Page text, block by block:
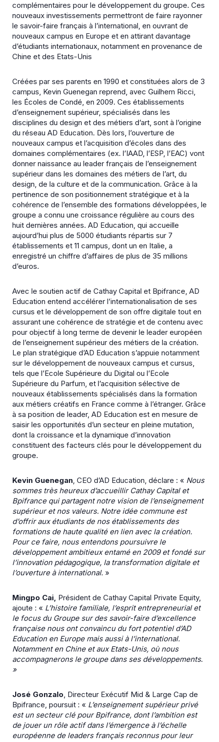
complémentaires pour le développement du groupe. Ces
nouveaux investissements permettront de faire rayonner
le savoir-faire français à l’international, en ouvrant de
nouveaux campus en Europe et en attirant davantage
d’étudiants internationaux, notamment en provenance de
Chine et des Etats-Unis
Créées par ses parents en 1990 et constituées alors de 3
campus, Kevin Guenegan reprend, avec Guilhem Ricci,
les Écoles de Condé, en 2009. Ces établissements
d’enseignement supérieur, spécialisés dans les
disciplines du design et des métiers d’art, sont à l’origine
du réseau AD Education. Dès lors, l’ouverture de
nouveaux campus et l’acquisition d’écoles dans des
domaines complémentaires (ex. l’IAAD, l’ESP, l’EAC) vont
donner naissance au leader français de l’enseignement
supérieur dans les domaines des métiers de l’art, du
design, de la culture et de la communication. Grâce à la
pertinence de son positionnement stratégique et à la
cohérence de l’ensemble des formations développées, le
groupe a connu une croissance régulière au cours des
huit dernières années. AD Education, qui accueille
aujourd’hui plus de 5000 étudiants répartis sur 7
établissements et 11 campus, dont un en Italie, a
enregistré un chiffre d’affaires de plus de 35 millions
d’euros.
Avec le soutien actif de Cathay Capital et Bpifrance, AD
Education entend accélérer l’internationalisation de ses
cursus et le développement de son offre digitale tout en
assurant une cohérence de stratégie et de contenu avec
pour objectif à long terme de devenir le leader européen
de l’enseignement supérieur des métiers de la création.
Le plan stratégique d’AD Education s’appuie notamment
sur le développement de nouveaux campus et cursus,
tels que l’Ecole Supérieure du Digital ou l’Ecole
Supérieure du Parfum, et l’acquisition sélective de
nouveaux établissements spécialisés dans la formation
aux métiers créatifs en France comme à l’étranger. Grâce
à sa position de leader, AD Education est en mesure de
saisir les opportunités d’un secteur en pleine mutation,
dont la croissance et la dynamique d’innovation
constituent des facteurs clés pour le développement du
groupe.
Kevin Guenegan, CEO d’AD Education, déclare : « Nous
sommes très heureux d’accueillir Cathay Capital et
Bpifrance qui partagent notre vision de l’enseignement
supérieur et nos valeurs. Notre idée commune est
d’offrir aux étudiants de nos établissements des
formations de haute qualité en lien avec la création.
Pour ce faire, nous entendons poursuivre le
développement ambitieux entamé en 2009 et fondé sur
l’innovation pédagogique, la transformation digitale et
l’ouverture à international. »
Mingpo Cai, Président de Cathay Capital Private Equity,
ajoute : « L’histoire familiale, l’esprit entrepreneurial et
le focus du Groupe sur des savoir-faire d’excellence
française nous ont convaincu du fort potentiel d’AD
Education en Europe mais aussi à l’international.
Notamment en Chine et aux Etats-Unis, où nous
accompagnerons le groupe dans ses développements.
»
José Gonzalo, Directeur Exécutif Mid & Large Cap de
Bpifrance, poursuit : « L’enseignement supérieur privé
est un secteur clé pour Bpifrance, dont l’ambition est
de jouer un rôle actif dans l’émergence à l’échelle
européenne de leaders français reconnus pour leur